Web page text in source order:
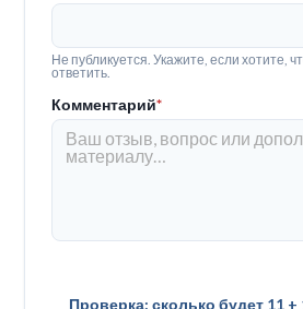
Не публикуется. Укажите, если хотите,
ответить.
Комментарий*
Проверка: сколько будет 11 +